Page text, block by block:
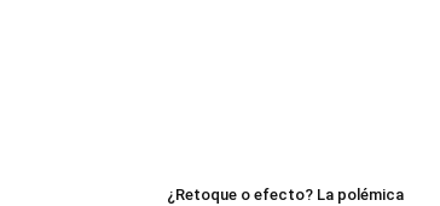
¿Retoque o efecto? La polémica